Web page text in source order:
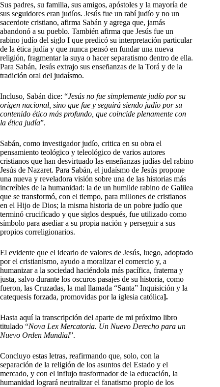
Sus padres, su familia, sus amigos, apóstoles y la mayoría de
sus seguidores eran judíos. Jesús fue un rabí judío y no un
sacerdote cristiano, afirma Sabán y agrega que, jamás
abandonó a su pueblo. También afirma que Jesús fue un
rabino judío del siglo I que predicó su interpretación particular
de la ética judía y que nunca pensó en fundar una nueva
religión, fragmentar la suya o hacer separatismo dentro de ella.
Para Sabán, Jesús extrajo sus enseñanzas de la Torá y de la
tradición oral del judaísmo.
Incluso, Sabán dice: “Jesús no fue simplemente judío por su
origen nacional, sino que fue y seguirá siendo judío por su
contenido ético más profundo, que coincide plenamente con
la ética judía”.
Sabán, como investigador judío, critica en su obra el
pensamiento teológico y teleológico de varios autores
cristianos que han desvirtuado las enseñanzas judías del rabino
Jesús de Nazaret. Para Sabán, el judaísmo de Jesús propone
una nueva y reveladora visión sobre una de las historias más
increíbles de la humanidad: la de un humilde rabino de Galilea
que se transformó, con el tiempo, para millones de cristianos
en el Hijo de Dios; la misma historia de un pobre judío que
terminó crucificado y que siglos después, fue utilizado como
símbolo para asediar a su propia nación y perseguir a sus
propios correligionarios.
El evidente que el ideario de valores de Jesús, luego, adoptado
por el cristianismo, ayudo a moralizar el comercio y, a
humanizar a la sociedad haciéndola más pacífica, fraterna y
justa, salvo durante los oscuros pasajes de su historia, como
fueron, las Cruzadas, la mal llamada “Santa” Inquisición y la
catequesis forzada, promovidas por la iglesia católica].
Hasta aquí la transcripción del aparte de mi próximo libro
titulado “Nova Lex Mercatoria. Un Nuevo Derecho para un
Nuevo Orden Mundial”.
Concluyo estas letras, reafirmando que, solo, con la
separación de la religión de los asuntos del Estado y el
mercado, y con el influjo trasformador de la educación, la
humanidad logrará neutralizar el fanatismo propio de los